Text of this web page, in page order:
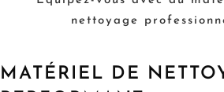
nettoyage
MATÉRIEL DE